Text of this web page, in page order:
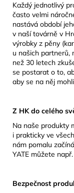
Každý jednotlivý
často velmi
nastává období
v naší továrně v
výrobky z pěny
u našich partnerů,
než 30 letech
se postarat o to,
aby se na něj
Z HK do celého
Na naše produkty
i prakticky ve
nám pomalu
YATE můžete
Bezpečnost